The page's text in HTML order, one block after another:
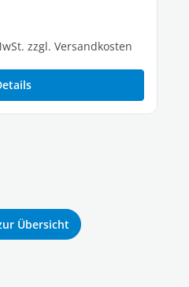
zzgl. Versandkosten
Übersicht